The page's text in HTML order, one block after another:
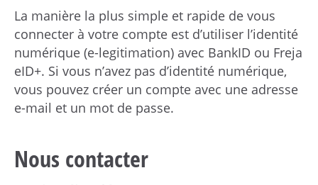
La manière la plus simple et rapide de vous
connecter à votre compte est d’utiliser l’identité
numérique (e-legitimation) avec BankID ou Freja
eID+. Si vous n’avez pas d’identité numérique,
vous pouvez créer un compte avec une adresse
e-mail et un mot de passe.
Nous contacter